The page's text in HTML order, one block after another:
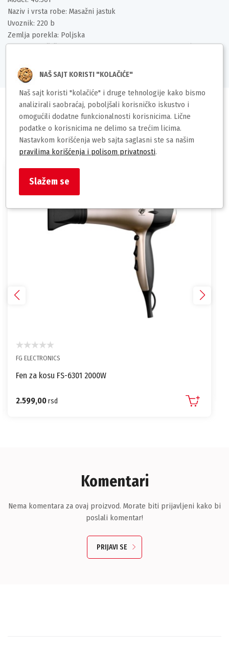
Naziv i vrsta robe: Masažni jastuk
Uvoznik: 220 b
Zemlja porekla: Poljska
Prava potrošača: Zagarantovana sva prava po osnovu Zakona o
Slični proizvodi
FG ELECTRONICS
Fen za kosu FS-6301 2000W
2.599,00rsd
Komentari
Nema komentara za ovaj proizvod. Morate biti prijavljeni kako bi
poslali komentar!
PRIJAVI SE
NAŠ SAJT KORISTI "KOLAČIĆE"
Naš sajt koristi "kolačiće" i druge tehnologije kako bismo
analizirali saobraćaj, poboljšali korisničko iskustvo i
omogućili dodatne funkcionalnosti korisnicima. Lične
podatke o korisnicima ne delimo sa trećim licima.
Nastavkom korišćenja web sajta saglasni ste sa našim
pravilima korišćenja i polisom privatnosti.
Slažem se